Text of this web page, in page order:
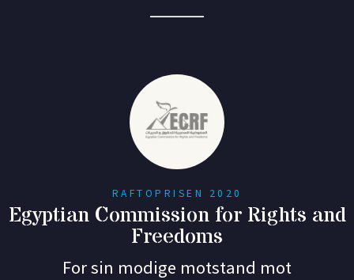
RAFTOPRISEN 2020
Egyptian Commission for Rights and
Freedoms
For sin modige motstand mot